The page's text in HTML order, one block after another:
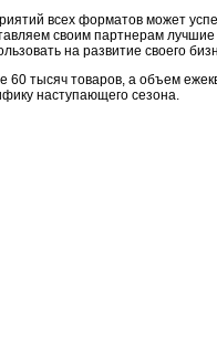
всех форматов может
своим партнерам
на развитие своего
тысяч товаров, а объем
наступающего сезона.